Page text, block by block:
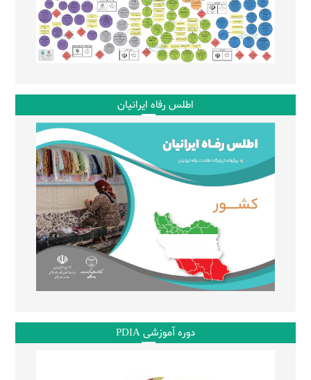
اطلس رفاه ایرانیان
دوره آموزشی PDIA